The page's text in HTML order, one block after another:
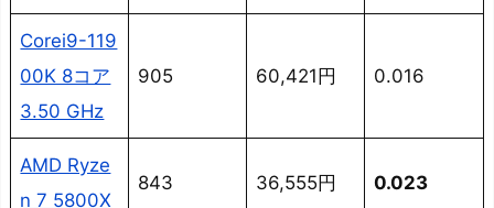
Corei9-119
00K 8コア
3.50 GHz
905 60,421円 0.016
AMD Ryze
n 7 5800X
843 36,555円 0.023